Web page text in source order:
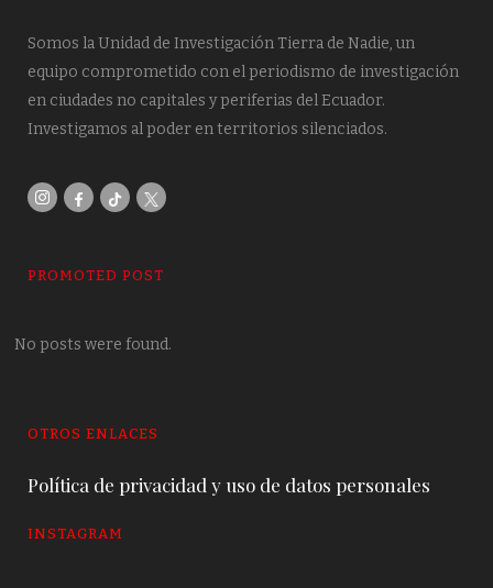
Somos la Unidad de Investigación Tierra de Nadie, un
equipo comprometido con el periodismo de investigación
en ciudades no capitales y periferias del Ecuador.
Investigamos al poder en territorios silenciados.
PROMOTED POST
No posts were found.
OTROS ENLACES
Política de privacidad y uso de datos personales
INSTAGRAM